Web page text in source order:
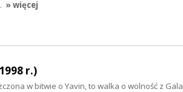
» więcej
r.)
w bitwie o Yavin, to walka o wolność z